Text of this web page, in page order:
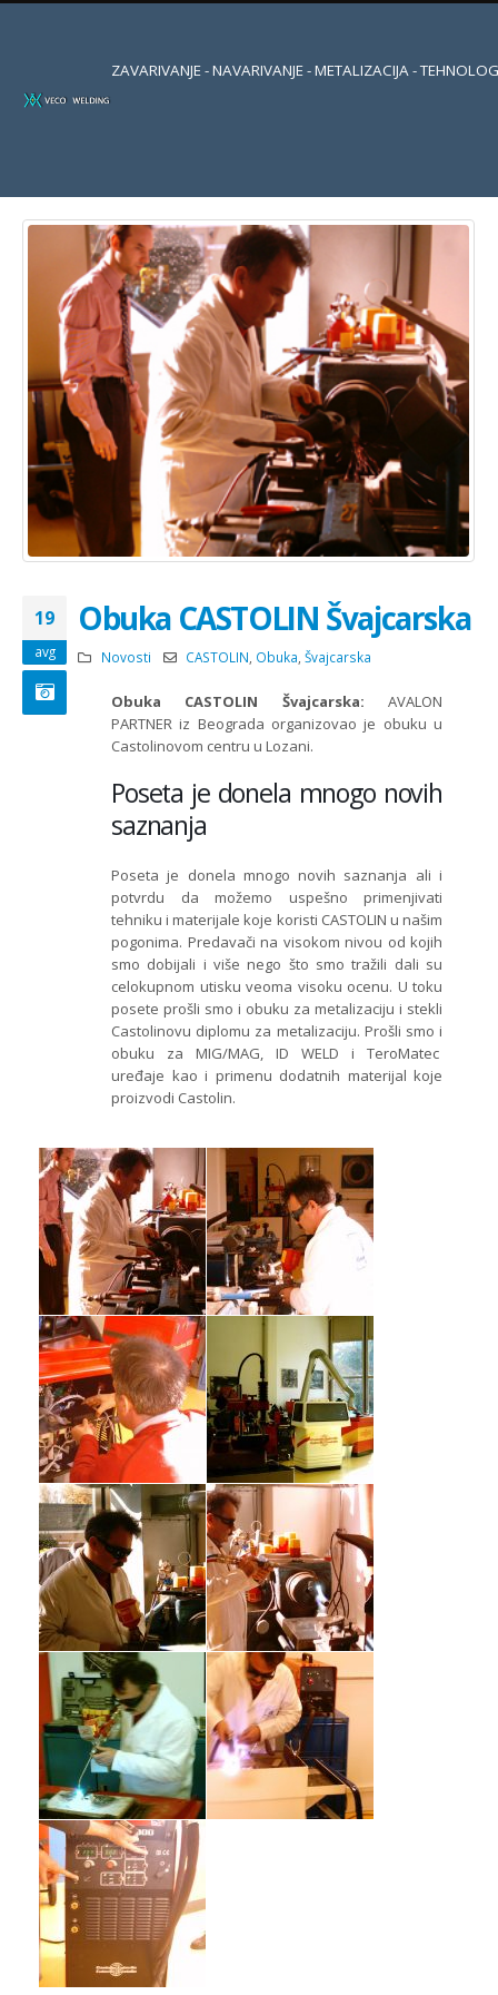
ZAVARIVANJE - NAVARIVANJE - METALIZACIJA -
19
avg
Obuka CASTOLIN Švajcarska
Novosti CASTOLIN Obuka ,Švajcarska
Obuka CASTOLIN Švajcarska: AVALON
PARTNER iz Beograda organizovao je obuku u
Castolinovom centru u Lozani.
Poseta je donela mnogo novih
saznanja
Poseta je donela mnogo novih saznanja ali i
potvrdu da možemo uspešno primenjivati
tehniku i materijale koje koristi CASTOLIN u našim
pogonima. Predavači na visokom nivou od kojih
smo dobijali i više nego što smo tražili dali su
celokupnom utisku veoma visoku ocenu. U toku
posete prošli smo i obuku za metalizaciju i stekli
Castolinovu diplomu za metalizaciju. Prošli smo i
obuku za MIG/MAG, ID WELD i TeroMatec
uređaje kao i primenu dodatnih materijal koje
proizvodi Castolin.